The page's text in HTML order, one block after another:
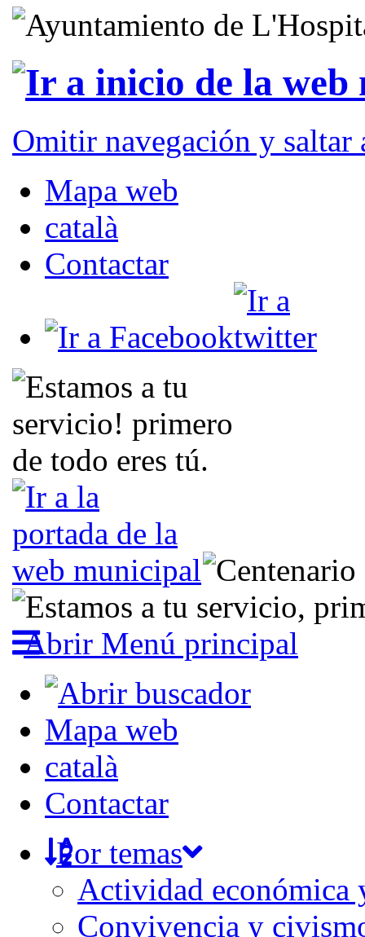
Omitir navegación y
Mapa web
català
Contactar
Abrir Menú principal
Mapa web
català
Contactar
Por temas
Actividad económica
Convivencia y